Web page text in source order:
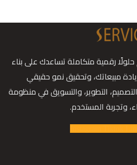
رقمية متكاملة تساعدك على بناء
مبيعاتك، وتحقيق نمو حقيقي
التطوير، والتسويق في منظومة
وتجربة المستخدم.